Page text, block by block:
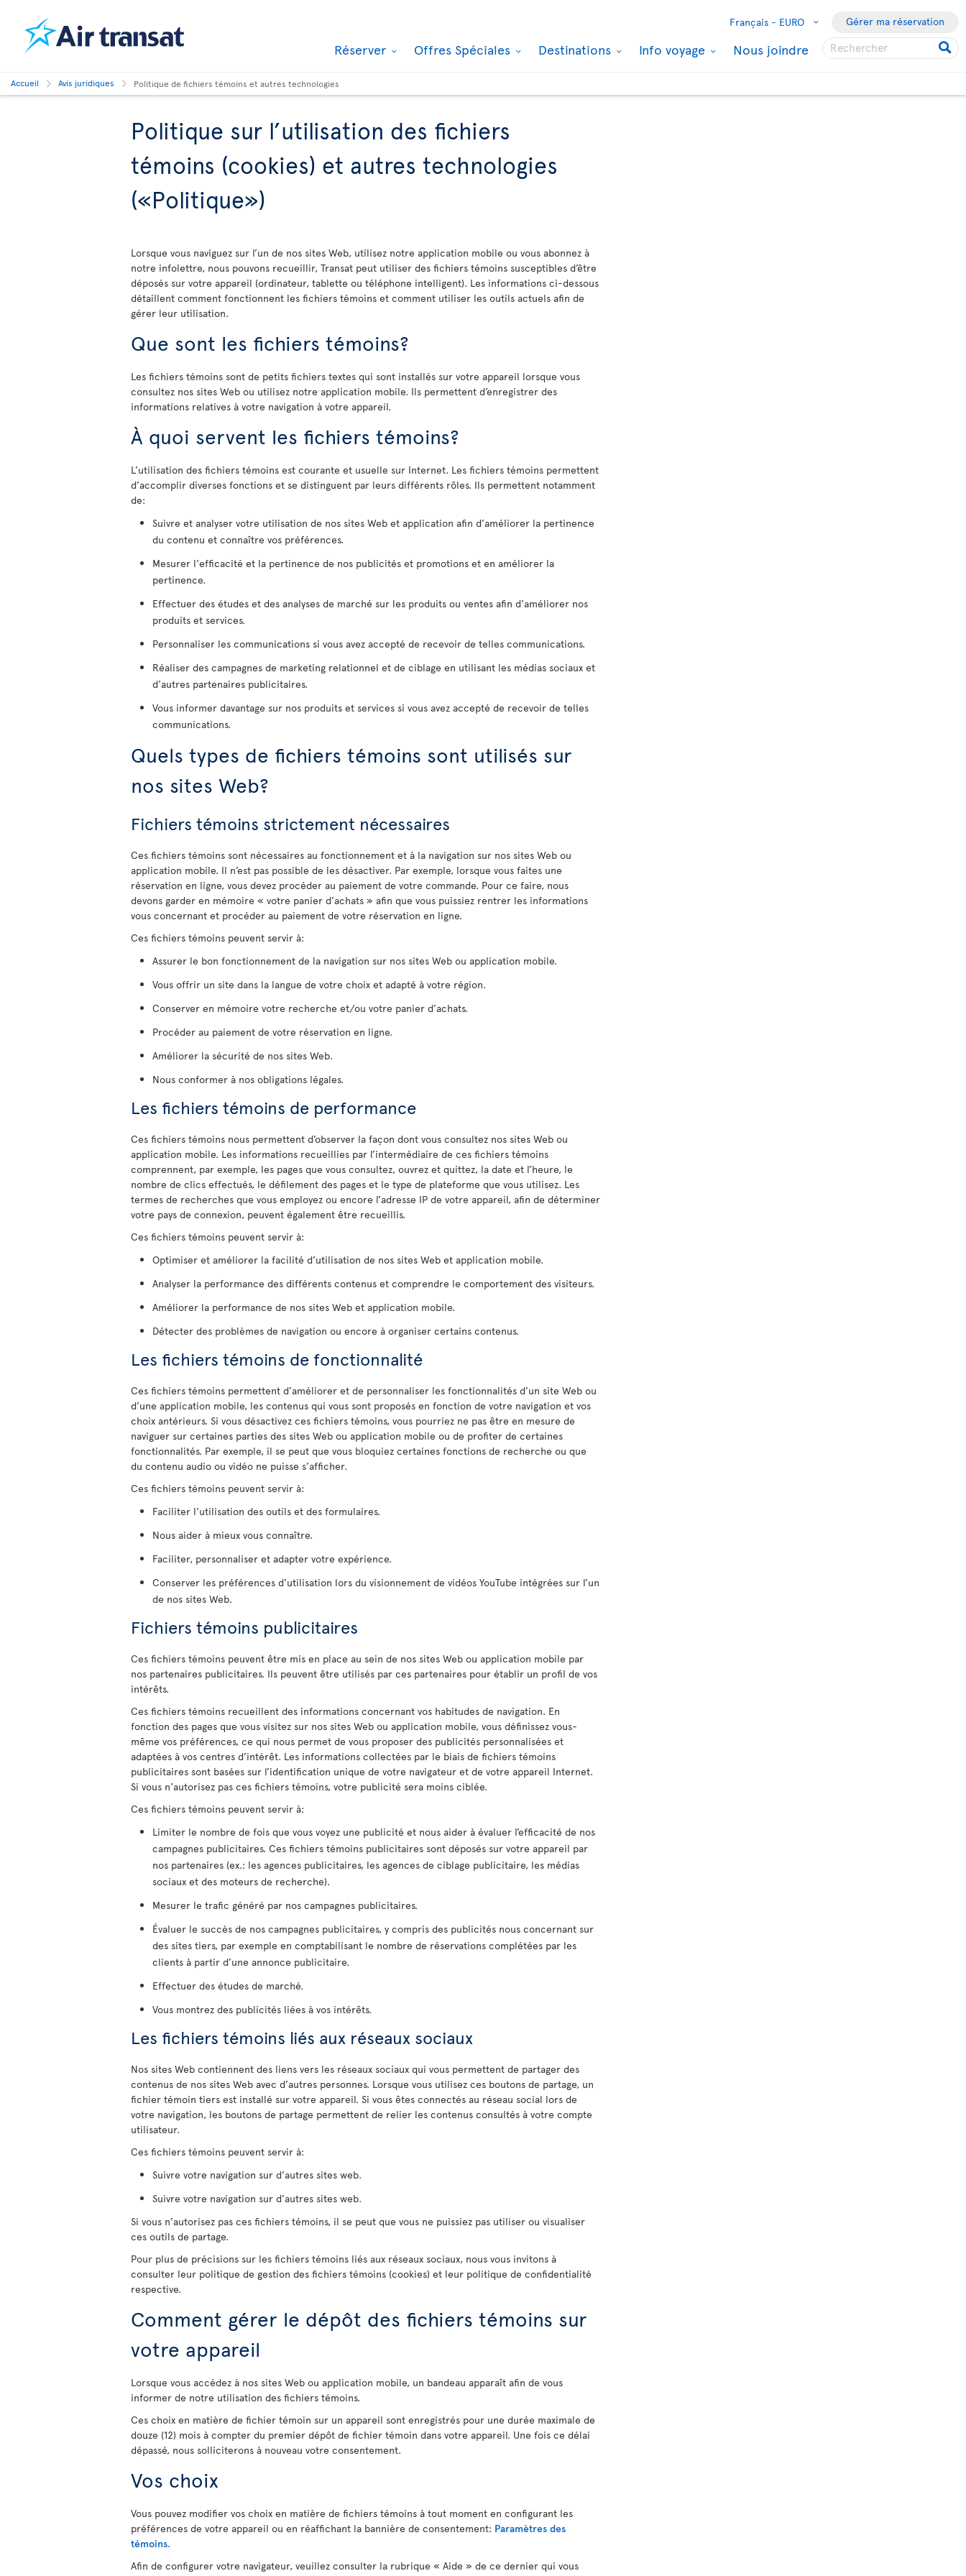
Français - EURO Gérer ma réservation
Réserver Offres Spéciales Destinations Info voyage Nous joindre
Accueil Avis juridiques Politique de fichiers témoins et autres technologies
Politique sur l’utilisation des fichiers
témoins (cookies) et autres technologies
(«Politique»)
Lorsque vous naviguez sur l’un de nos sites Web, utilisez notre application mobile ou vous abonnez à
notre infolettre, nous pouvons recueillir, Transat peut utiliser des fichiers témoins susceptibles d’être
déposés sur votre appareil (ordinateur, tablette ou téléphone intelligent). Les informations ci-dessous
détaillent comment fonctionnent les fichiers témoins et comment utiliser les outils actuels afin de
gérer leur utilisation.
Que sont les fichiers témoins?
Les fichiers témoins sont de petits fichiers textes qui sont installés sur votre appareil lorsque vous
consultez nos sites Web ou utilisez notre application mobile. Ils permettent d’enregistrer des
informations relatives à votre navigation à votre appareil.
À quoi servent les fichiers témoins?
L’utilisation des fichiers témoins est courante et usuelle sur Internet. Les fichiers témoins permettent
d’accomplir diverses fonctions et se distinguent par leurs différents rôles. Ils permettent notamment
de:
Suivre et analyser votre utilisation de nos sites Web et application afin d’améliorer la pertinence
du contenu et connaître vos préférences.
Mesurer l'efficacité et la pertinence de nos publicités et promotions et en améliorer la
pertinence.
Effectuer des études et des analyses de marché sur les produits ou ventes afin d'améliorer nos
produits et services.
Personnaliser les communications si vous avez accepté de recevoir de telles communications.
Réaliser des campagnes de marketing relationnel et de ciblage en utilisant les médias sociaux et
d'autres partenaires publicitaires.
Vous informer davantage sur nos produits et services si vous avez accepté de recevoir de telles
communications.
Quels types de fichiers témoins sont utilisés sur
nos sites Web?
Fichiers témoins strictement nécessaires
Ces fichiers témoins sont nécessaires au fonctionnement et à la navigation sur nos sites Web ou
application mobile. Il n’est pas possible de les désactiver. Par exemple, lorsque vous faites une
réservation en ligne, vous devez procéder au paiement de votre commande. Pour ce faire, nous
devons garder en mémoire « votre panier d’achats » afin que vous puissiez rentrer les informations
vous concernant et procéder au paiement de votre réservation en ligne.
Ces fichiers témoins peuvent servir à:
Assurer le bon fonctionnement de la navigation sur nos sites Web ou application mobile.
Vous offrir un site dans la langue de votre choix et adapté à votre région.
Conserver en mémoire votre recherche et/ou votre panier d’achats.
Procéder au paiement de votre réservation en ligne.
Améliorer la sécurité de nos sites Web.
Nous conformer à nos obligations légales.
Les fichiers témoins de performance
Ces fichiers témoins nous permettent d’observer la façon dont vous consultez nos sites Web ou
application mobile. Les informations recueillies par l’intermédiaire de ces fichiers témoins
comprennent, par exemple, les pages que vous consultez, ouvrez et quittez, la date et l’heure, le
nombre de clics effectués, le défilement des pages et le type de plateforme que vous utilisez. Les
termes de recherches que vous employez ou encore l’adresse IP de votre appareil, afin de déterminer
votre pays de connexion, peuvent également être recueillis.
Ces fichiers témoins peuvent servir à:
Optimiser et améliorer la facilité d’utilisation de nos sites Web et application mobile.
Analyser la performance des différents contenus et comprendre le comportement des visiteurs.
Améliorer la performance de nos sites Web et application mobile.
Détecter des problèmes de navigation ou encore à organiser certains contenus.
Les fichiers témoins de fonctionnalité
Ces fichiers témoins permettent d’améliorer et de personnaliser les fonctionnalités d’un site Web ou
d’une application mobile, les contenus qui vous sont proposés en fonction de votre navigation et vos
choix antérieurs. Si vous désactivez ces fichiers témoins, vous pourriez ne pas être en mesure de
naviguer sur certaines parties des sites Web ou application mobile ou de profiter de certaines
fonctionnalités. Par exemple, il se peut que vous bloquiez certaines fonctions de recherche ou que
du contenu audio ou vidéo ne puisse s’afficher.
Ces fichiers témoins peuvent servir à:
Faciliter l'utilisation des outils et des formulaires.
Nous aider à mieux vous connaître.
Faciliter, personnaliser et adapter votre expérience.
Conserver les préférences d'utilisation lors du visionnement de vidéos YouTube intégrées sur l’un
de nos sites Web.
Fichiers témoins publicitaires
Ces fichiers témoins peuvent être mis en place au sein de nos sites Web ou application mobile par
nos partenaires publicitaires. Ils peuvent être utilisés par ces partenaires pour établir un profil de vos
intérêts.
Ces fichiers témoins recueillent des informations concernant vos habitudes de navigation. En
fonction des pages que vous visitez sur nos sites Web ou application mobile, vous définissez vous-
même vos préférences, ce qui nous permet de vous proposer des publicités personnalisées et
adaptées à vos centres d’intérêt. Les informations collectées par le biais de fichiers témoins
publicitaires sont basées sur l’identification unique de votre navigateur et de votre appareil Internet.
Si vous n'autorisez pas ces fichiers témoins, votre publicité sera moins ciblée.
Ces fichiers témoins peuvent servir à:
Limiter le nombre de fois que vous voyez une publicité et nous aider à évaluer l’efficacité de nos
campagnes publicitaires. Ces fichiers témoins publicitaires sont déposés sur votre appareil par
nos partenaires (ex.: les agences publicitaires, les agences de ciblage publicitaire, les médias
sociaux et des moteurs de recherche).
Mesurer le trafic généré par nos campagnes publicitaires.
Évaluer le succès de nos campagnes publicitaires, y compris des publicités nous concernant sur
des sites tiers, par exemple en comptabilisant le nombre de réservations complétées par les
clients à partir d’une annonce publicitaire.
Effectuer des études de marché.
Vous montrez des publicités liées à vos intérêts.
Les fichiers témoins liés aux réseaux sociaux
Nos sites Web contiennent des liens vers les réseaux sociaux qui vous permettent de partager des
contenus de nos sites Web avec d’autres personnes. Lorsque vous utilisez ces boutons de partage, un
fichier témoin tiers est installé sur votre appareil. Si vous êtes connectés au réseau social lors de
votre navigation, les boutons de partage permettent de relier les contenus consultés à votre compte
utilisateur.
Ces fichiers témoins peuvent servir à:
Suivre votre navigation sur d’autres sites web.
Suivre votre navigation sur d’autres sites web.
Si vous n’autorisez pas ces fichiers témoins, il se peut que vous ne puissiez pas utiliser ou visualiser
ces outils de partage.
Pour plus de précisions sur les fichiers témoins liés aux réseaux sociaux, nous vous invitons à
consulter leur politique de gestion des fichiers témoins (cookies) et leur politique de confidentialité
respective.
Comment gérer le dépôt des fichiers témoins sur
votre appareil
Lorsque vous accédez à nos sites Web ou application mobile, un bandeau apparaît afin de vous
informer de notre utilisation des fichiers témoins.
Ces choix en matière de fichier témoin sur un appareil sont enregistrés pour une durée maximale de
douze (12) mois à compter du premier dépôt de fichier témoin dans votre appareil. Une fois ce délai
dépassé, nous solliciterons à nouveau votre consentement.
Vos choix
Vous pouvez modifier vos choix en matière de fichiers témoins à tout moment en configurant les
préférences de votre appareil ou en réaffichant la bannière de consentement: Paramètres des
témoins.
Afin de configurer votre navigateur, veuillez consulter la rubrique « Aide » de ce dernier qui vous